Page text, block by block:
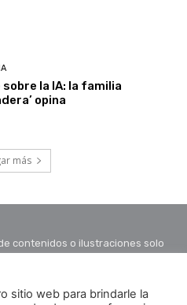
sobre la IA: la familia
opina
más
contenidos o ilustraciones solo
sitio web para brindarle la